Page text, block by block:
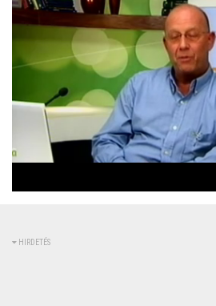
kikapcsolva
0%
0%
HIRDETÉS